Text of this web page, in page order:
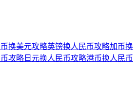
换美元攻略英镑换人民币攻略加币换
攻略 日元换人民币攻略港币换人民币